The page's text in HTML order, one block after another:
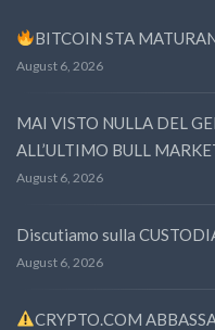
BITCOIN STA
August 6, 2026
MAI VISTO NULLA DEL
ALL’ULTIMO BULL
August 6, 2026
Discutiamo sulla
August 6, 2026
CRYPTO.COM